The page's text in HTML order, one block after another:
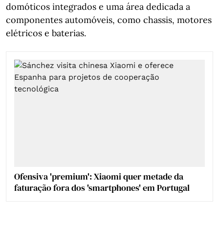
domóticos integrados e uma área dedicada a
componentes automóveis, como chassis, motores
elétricos e baterias.
Ofensiva 'premium': Xiaomi quer metade da
faturação fora dos 'smartphones' em Portugal